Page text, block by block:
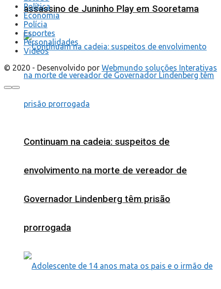
assassino de Juninho Play em Sooretama
Continuam na cadeia: suspeitos de
envolvimento na morte de vereador de
Governador Lindenberg têm prisão
prorrogada
Política
Economia
Polícia
Esportes
Personalidades
Videos
© 2020 - Desenvolvido por Webmundo soluções Interativas